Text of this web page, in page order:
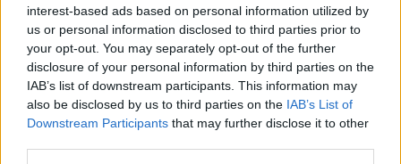
interest-based ads based on personal information utilized by
us or personal information disclosed to third parties prior to
your opt-out. You may separately opt-out of the further
disclosure of your personal information by third parties on the
IAB’s list of downstream participants. This information may
also be disclosed by us to third parties on the IAB’s List of
Downstream Participants that may further disclose it to other
Κόσμος
SOTHEBYS
ΔΗΜΟΠΡΑΣΙΑ
ΤΥΡΑΝΝΟΣΑΥΡΟΣ
Share: